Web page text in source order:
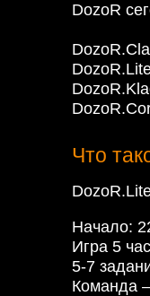
DozoR
Что
Начало:
Игра 5
5-7
Команда